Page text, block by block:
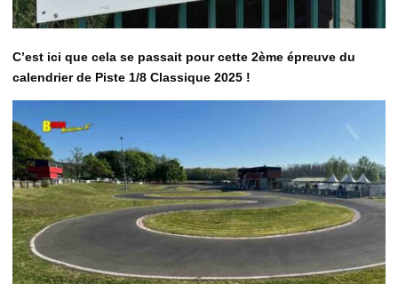
C’est ici que cela se passait pour cette 2ème épreuve du
calendrier de Piste 1/8 Classique 2025 !